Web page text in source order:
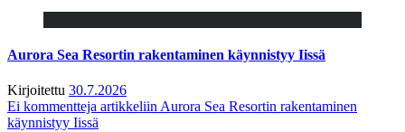
Aurora Sea Resortin rakentaminen käynnistyy Iissä
Kirjoitettu 30.7.2026
Ei kommentteja artikkeliin Aurora Sea Resortin rakentaminen
käynnistyy Iissä